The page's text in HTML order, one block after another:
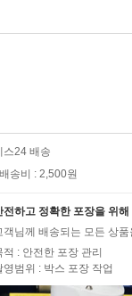
스24 배송
배송비 : 2,500원
전하고 정확한 포장을 위
객님께 배송되는 모든 상
적 : 안전한 포장 관리
영범위 : 박스 포장 작업